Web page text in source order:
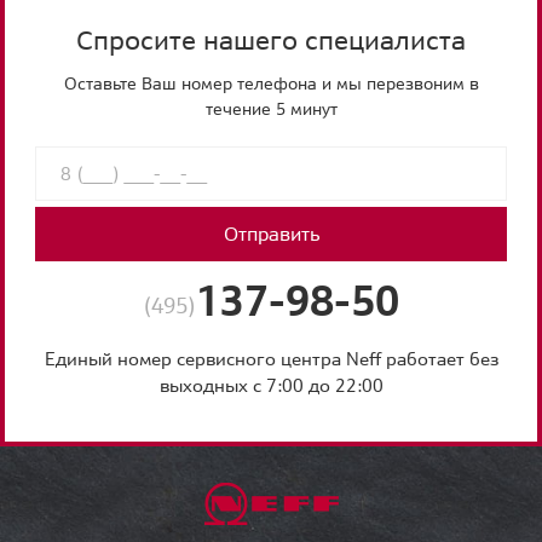
Спросите нашего специалиста
Оставьте Ваш номер телефона и мы перезвоним в
течение 5 минут
Отправить
(495) 137-98-50
Единый номер сервисного центра Neff работает без
выходных с 7:00 до 22:00